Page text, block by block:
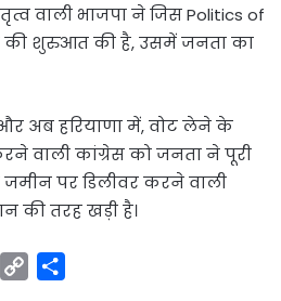
वाली भाजपा ने जिस Politics of
की शुरुआत की है, उसमें जनता का
अब हरियाणा में, वोट लेने के
वाली कांग्रेस को जनता ने पूरी
पर डिलीवर करने वाली
की तरह खड़ी है।